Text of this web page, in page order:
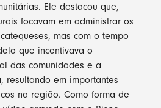
Ele destacou que,
focavam em administrar os
mas com o tempo
que incentivava o
das comunidades e a
resultando em importantes
na região. Como forma de